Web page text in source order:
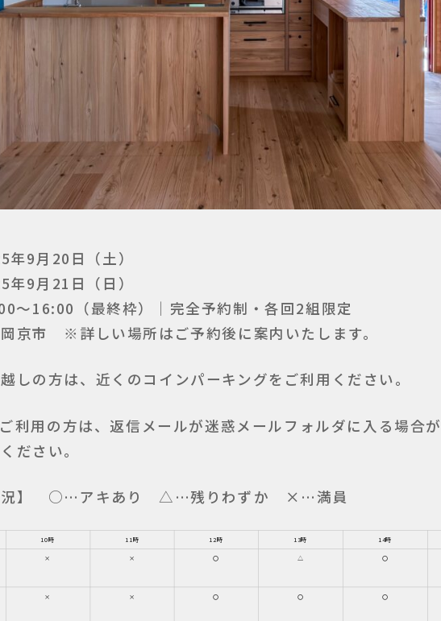
年9月20日（土）
月21日（日）
〜16:00（最終枠）｜完全予約制・各回2組限定
京市 ※詳しい場所はご予約後に案内いたします。
しの方は、近くのコインパーキングをご利用ください。
利用の方は、返信メールが迷惑メールフォルダに入る場合
ださい。
状況】 ○…アキあり △…残りわずか ×…満員
10時 11時 12時 13時 14時
× × 〇 △ 〇
× × 〇 〇 〇